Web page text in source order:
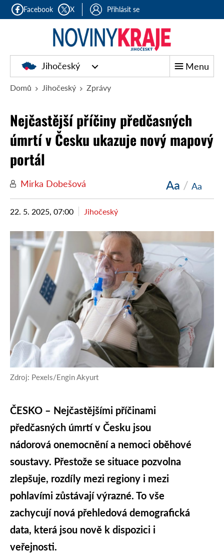
Facebook X Přihlásit se
Jihočeský Menu
Domů Jihočeský Zprávy
Nejčastější příčiny předčasných
úmrtí v Česku ukazuje nový mapový
portál
Mirka Dobešová Aa / Aa
22. 5. 2025, 07:00 Jihočeský
Zdroj: Pexels/Engin Akyurt
ČESKO – Nejčastějšími příčinami
předčasných úmrtí v Česku jsou
nádorová onemocnění a nemoci oběhové
soustavy. Přestože se situace pozvolna
zlepšuje, rozdíly mezi regiony i mezi
pohlavími zůstávají výrazné. To vše
zachycují nová přehledová demografická
data, která jsou nově k dispozici i
veřejnosti.